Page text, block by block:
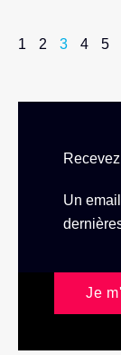
1 2 3 4 5
Un
Je